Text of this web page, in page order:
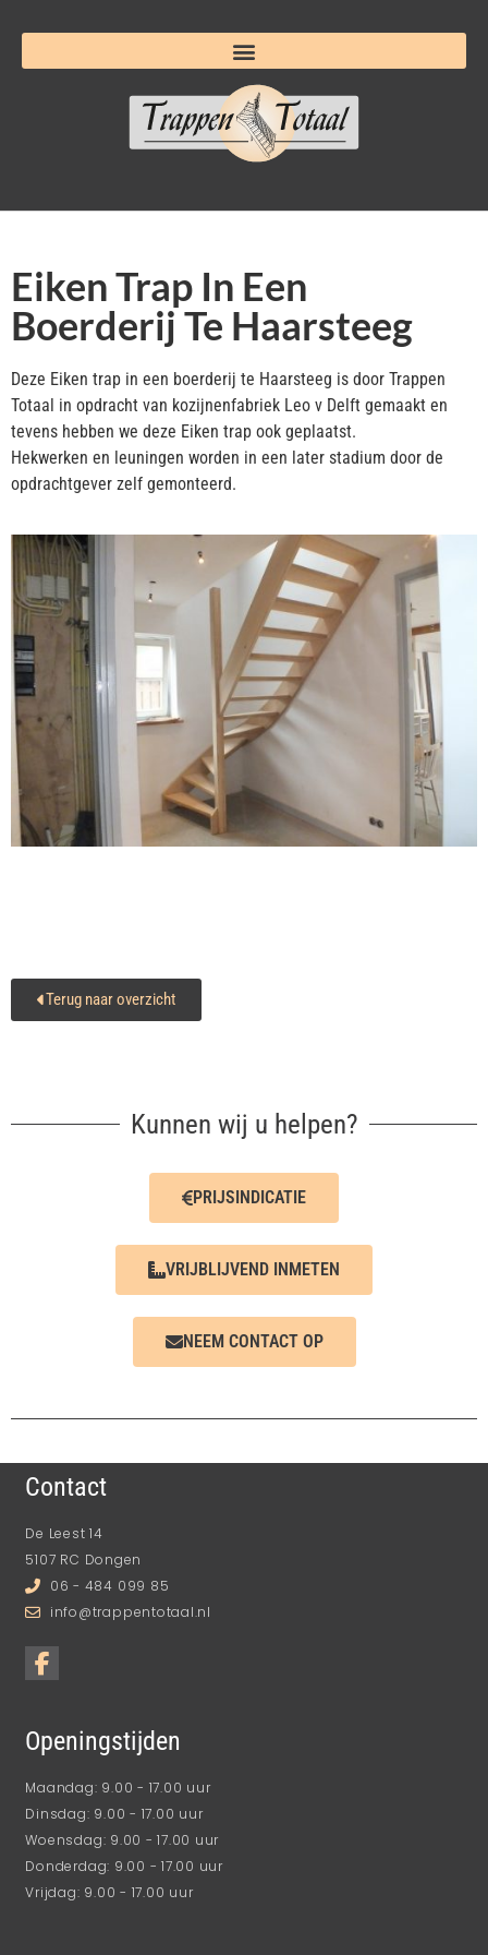
Eiken Trap In Een
Boerderij Te Haarsteeg
Deze Eiken trap in een boerderij te Haarsteeg is door Trappen
Totaal in opdracht van kozijnenfabriek Leo v Delft gemaakt en
tevens hebben we deze Eiken trap ook geplaatst.
Hekwerken en leuningen worden in een later stadium door de
opdrachtgever zelf gemonteerd.
Terug naar overzicht
Kunnen wij u helpen?
PRIJSINDICATIE
VRIJBLIJVEND INMETEN
NEEM CONTACT OP
Contact
De Leest 14
5107 RC Dongen
06 - 484 099 85
info@trappentotaal.nl
Openingstijden
Maandag: 9.00 - 17.00 uur
Dinsdag: 9.00 - 17.00 uur
Woensdag: 9.00 - 17.00 uur
Donderdag: 9.00 - 17.00 uur
Vrijdag: 9.00 - 17.00 uur